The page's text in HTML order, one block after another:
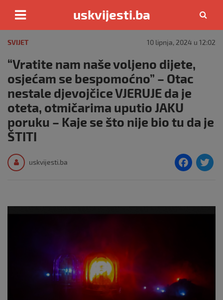
content
uskvijesti.ba
SVIJET 10 lipnja, 2024 u 12:02
“Vratite nam naše voljeno dijete,
osjećam se bespomoćno” – Otac
nestale djevojčice VJERUJE da je
oteta, otmičarima uputio JAKU
poruku – Kaje se što nije bio tu da je
ŠTITI
uskvijesti.ba
F
e
k